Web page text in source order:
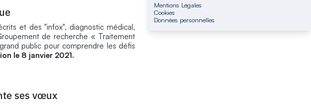
et des "infox", diagnostic médical,
de recherche « Traitement
public pour comprendre les défis
le 8 janvier 2021.
ses vœux
Mentions Légales
Cookies
Données personnelles